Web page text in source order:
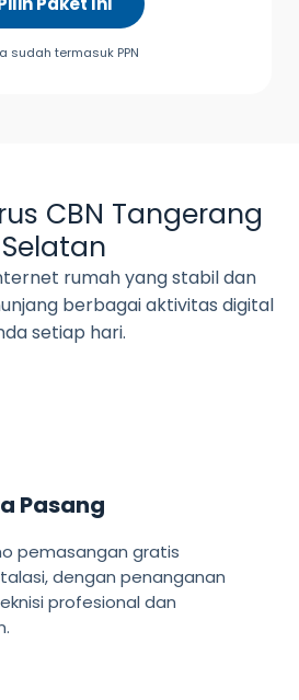
sudah termasuk PPN
CBN Tangerang
Selatan
rumah yang stabil dan
berbagai aktivitas digital
setiap hari.
Pasang
pemasangan gratis
dengan penanganan
profesional dan